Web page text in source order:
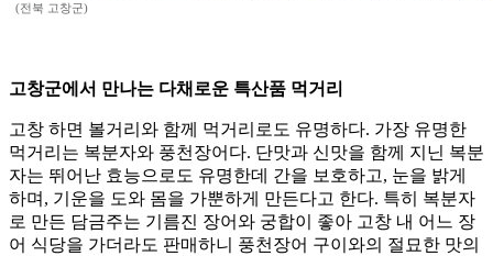
(전북 고창군)
고창군에서 만나는 다채로운 특산품 먹거리
고창 하면 볼거리와 함께 먹거리로도 유명하다. 가장 유명한
먹거리는 복분자와 풍천장어다. 단맛과 신맛을 함께 지닌 복분
자는 뛰어난 효능으로도 유명한데 간을 보호하고, 눈을 밝게
하며, 기운을 도와 몸을 가뿐하게 만든다고 한다. 특히 복분자
로 만든 담금주는 기름진 장어와 궁합이 좋아 고창 내 어느 장
어 식당을 가더라도 판매하니 풍천장어 구이와의 절묘한 맛의